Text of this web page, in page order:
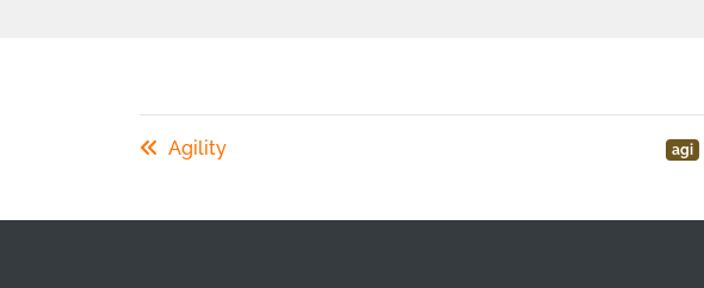
Agility agi